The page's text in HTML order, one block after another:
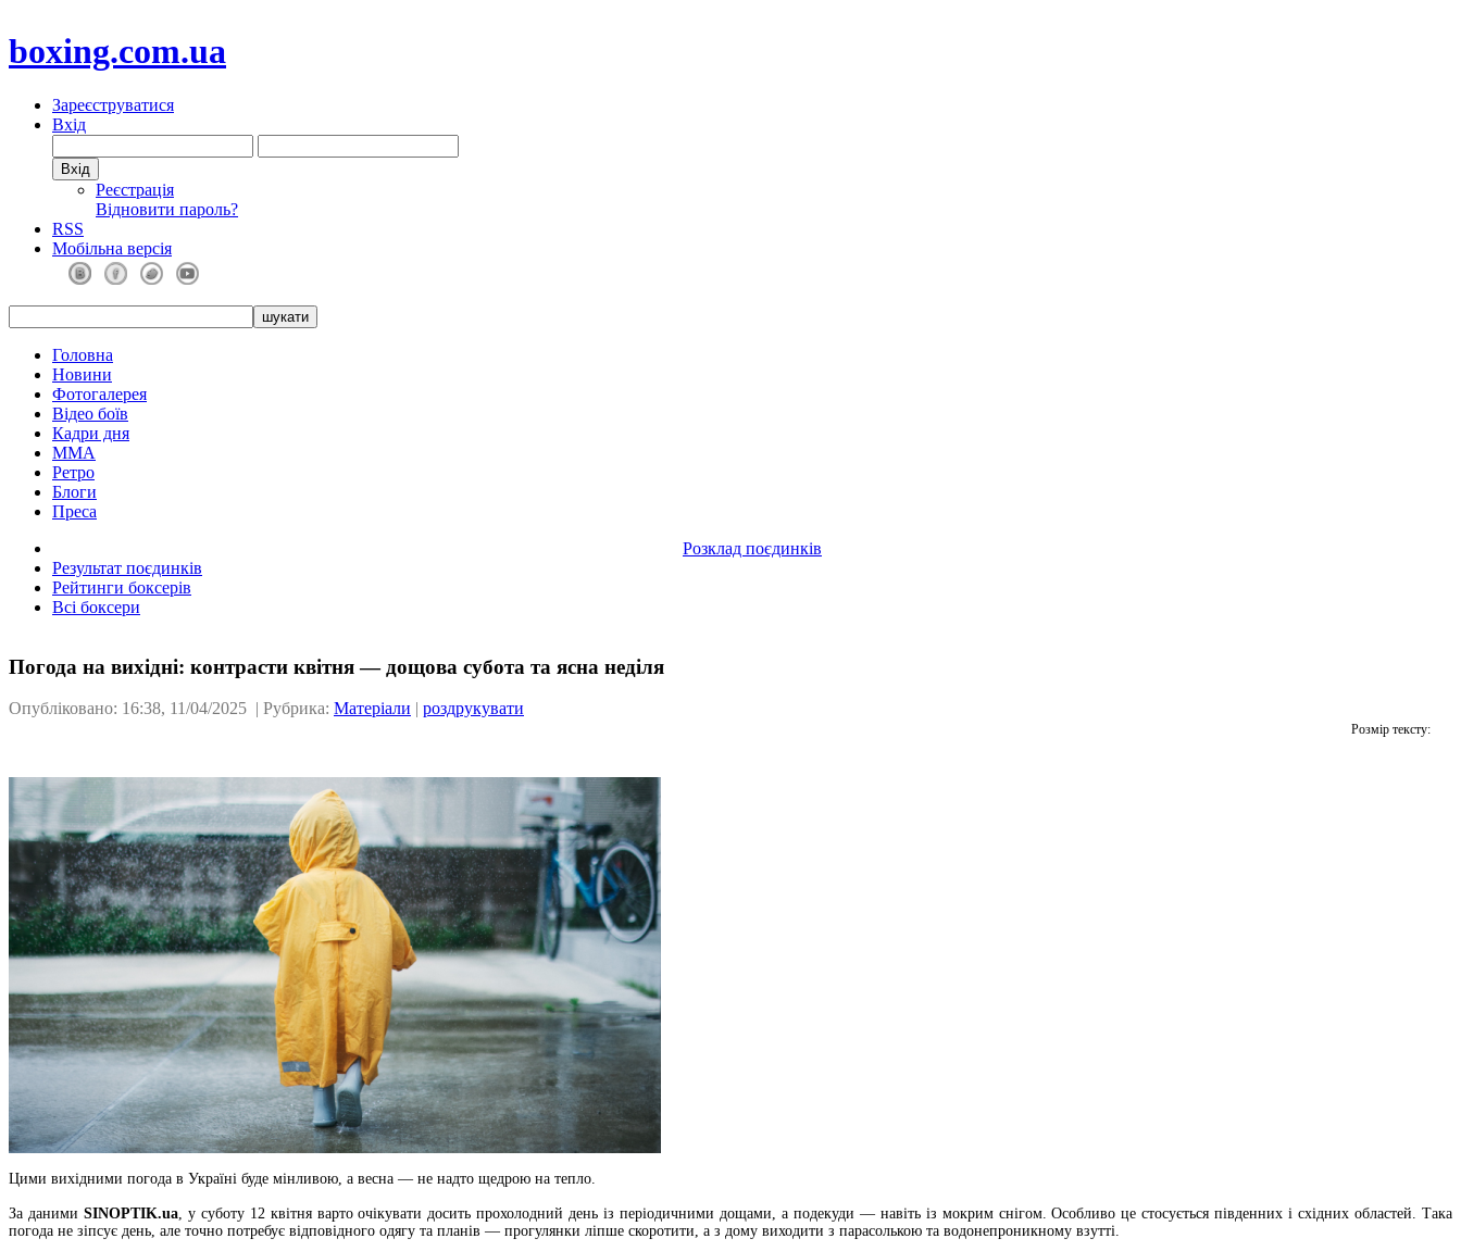
boxing.com.ua
Зареєструватися
Вхід
Реєстрація
Відновити пароль?
RSS
Мобільна версія
Головна
Новини
Фотогалерея
Відео боїв
Кадри дня
ММА
Ретро
Блоги
Преса
Розклад поєдинків
Результат поєдинків
Рейтинги боксерів
Всі боксери
Погода на вихідні: контрасти квітня — дощова субота та ясна неділя
Опубліковано: 16:38, 11/04/2025 | Рубрика: Матеріали | роздрукувати
Розмір тексту:
Цими вихідними погода в Україні буде мінливою, а весна — не надто щедрою на тепло.
За даними SINOPTIK.ua, у суботу 12 квітня варто очікувати досить прохолодний день із періодичними дощами, а подекуди — навіть із мокрим снігом. Особливо це стосується південних і східних областей. Така
погода не зіпсує день, але точно потребує відповідного одягу та планів — прогулянки ліпше скоротити, а з дому виходити з парасолькою та водонепроникному взутті.